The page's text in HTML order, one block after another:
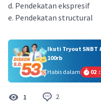
d. Pendekatan ekspresif
e. Pendekatan structural
Ikuti Tryout SNBT
100rb
Habis dalam
02 :
1 2